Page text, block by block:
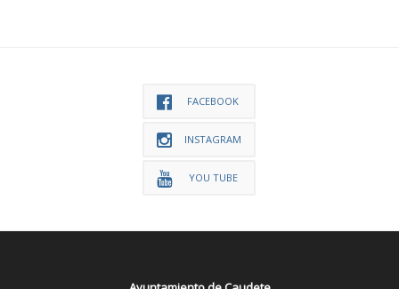
FACEBOOK
INSTAGRAM
YOU TUBE